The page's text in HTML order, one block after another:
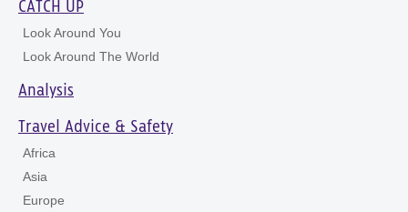
CATCH UP
Look Around You
Look Around The World
Analysis
Travel Advice & Safety
Africa
Asia
Europe